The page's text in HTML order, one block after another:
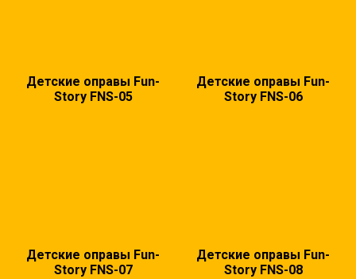
Детские оправы Fun-
Story FNS-05
Детские оправы Fun-
Story FNS-06
Детские оправы Fun-
Story FNS-07
Детские оправы Fun-
Story FNS-08